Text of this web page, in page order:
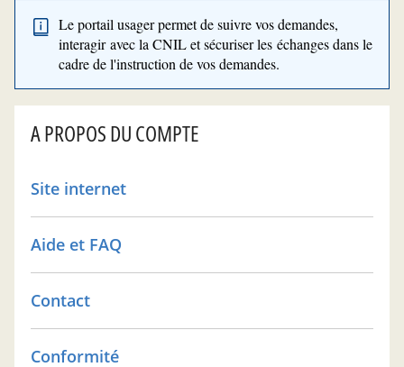
Le portail usager permet de suivre vos demandes,
interagir avec la CNIL et sécuriser les échanges dans le
cadre de l'instruction de vos demandes.
A PROPOS DU COMPTE
Site internet
Aide et FAQ
Contact
Conformité